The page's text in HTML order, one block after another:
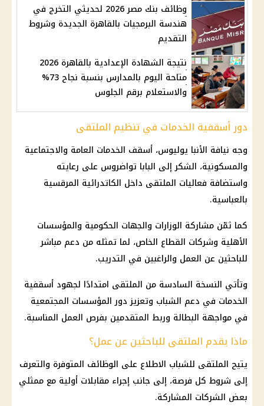
وظائف بنك مصر 2026 لحديثي التخرج في
هندسة البرمجيات بالقاهرة الجديدة وشروط
التقديم
نتيجة الشهادة الإعدادية بالقاهرة 2026
متاحة اليوم بالمدارس بنسبة نجاح 73%
والاستعلام برقم الجلوس
دور أسقفية الخدمات في تنظيم الملتقى
وجه نيافة الأنبا يوليوس، أسقف الخدمات العامة والاجتماعية
والمسكونية، الشكر إلى البابا تواضروس على رعايته
واستضافة فعاليات الملتقى داخل الكاتدرائية المرقسية
بالعباسية.
كما ثمّن مشاركة الوزارات والجهات الحكومية والمؤسسات
الأهلية وشركات القطاع الخاص، لما تمثله من دعم مباشر
للباحثين عن العمل والراغبين في التدريب.
وتأتي النسخة السادسة من الملتقى امتدادًا لجهود أسقفية
الخدمات في دعم الشباب وتعزيز دور المؤسسات المجتمعية
في مواجهة البطالة وربط المتقدمين بفرص العمل المناسبة.
ماذا يقدم الملتقى للباحثين عن عمل؟
يتيح الملتقى للشباب الاطلاع على الوظائف المتوفرة والتعرف
إلى شروط كل فرصة، إلى جانب إجراء مقابلات أولية مع ممثلي
بعض الشركات المشاركة.